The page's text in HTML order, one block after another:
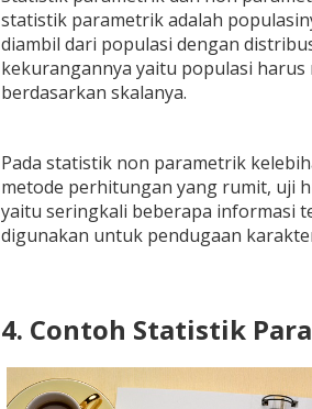
statistik parametrik adalah
diambil dari populasi dengan
kekurangannya yaitu populasi
berdasarkan skalanya.
Pada statistik non parametrik
metode perhitungan yang rumit, uji
yaitu seringkali beberapa informasi
digunakan untuk pendugaan
4. Contoh Statistik